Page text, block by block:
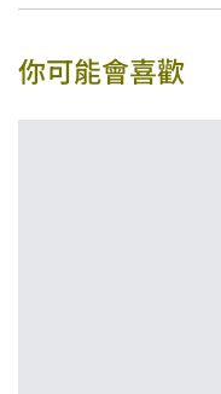
你可能會喜歡